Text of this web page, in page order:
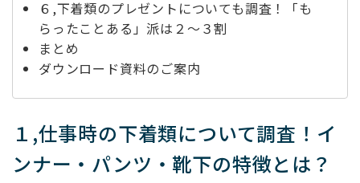
６,下着類のプレゼントについても調査！「も
らったことある」派は２～３割
まとめ
ダウンロード資料のご案内
１,仕事時の下着類について調査！イ
ンナー・パンツ・靴下の特徴とは？